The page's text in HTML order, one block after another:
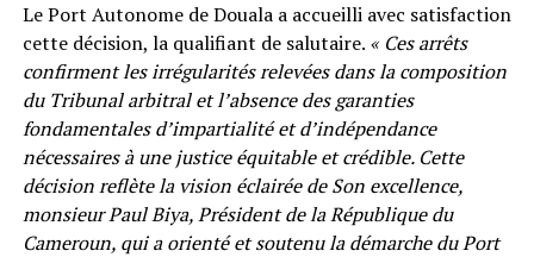
Le Port Autonome de Douala a accueilli avec satisfaction
cette décision, la qualifiant de salutaire. « Ces arrêts
confirment les irrégularités relevées dans la composition
du Tribunal arbitral et l’absence des garanties
fondamentales d’impartialité et d’indépendance
nécessaires à une justice équitable et crédible. Cette
décision reflète la vision éclairée de Son excellence,
monsieur Paul Biya, Président de la République du
Cameroun, qui a orienté et soutenu la démarche du Port